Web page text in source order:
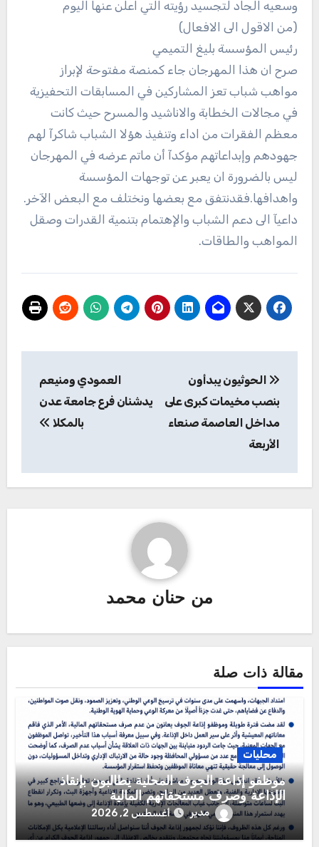
وسعيه الجاد لتجسيد رؤيته التي اعلن عنها اليوم
(من الاقول الى الافعال)
رئيس المؤسسة بليغ التميمي
صرح ان هذا المهرجان جاء كمنصة مفتوحة لإبراز
مواهب شباب تعز المشاركين في المسابقات التحفيزية
في مجالات الخطابة والاناشيد والمسرح حيث كانت
معظم الفقرات من اداء وتنفيذ هؤلا الشباب شاكرآ لهم
جهودهم وإبداعاتهم مؤكدآ أن ماتم عرضه في المهرجان
ليس بالضرورة ان يعبر عن توجهات المؤسسة
واهدافها.فقدنتفق مع بعضها ونختلف مع البعض الآخر.
داعيآ الى دعم الشباب والإهتمام بتنمية القدرات وصقل
المواهب والطاقات.
المقالات
الحوثيون يبدأون
بنصب مخيمات كبرى على
مداخل العاصمة صنعاء
الأربعة
العمودي ومنيعم
يدشنان فرع جامعة عدن
بالمكلا
من حنان محمد
مقالة ذات صلة
محليات
موظفو إذاعة الجوف المحلية يطالبون بإنقاذ
الإذاعة وصرف مستحقاتهم المالية
مدير أغسطس 2, 2026